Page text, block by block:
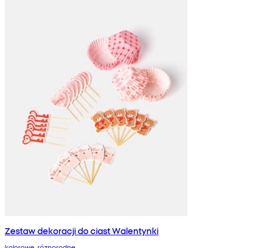
Zestaw dekoracji do ciast Walentynki